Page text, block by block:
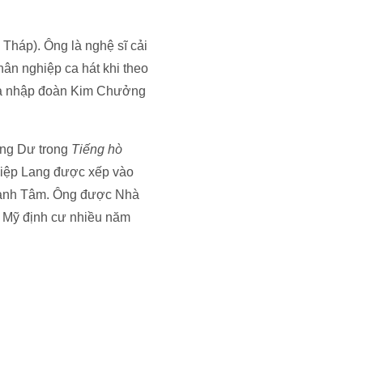
Ông là nghệ sĩ cải
nghiệp ca hát khi theo
nhập đoàn Kim Chưởng
Dư trong Tiếng hò
Lang được xếp vào
Tâm. Ông được Nhà
định cư nhiều năm